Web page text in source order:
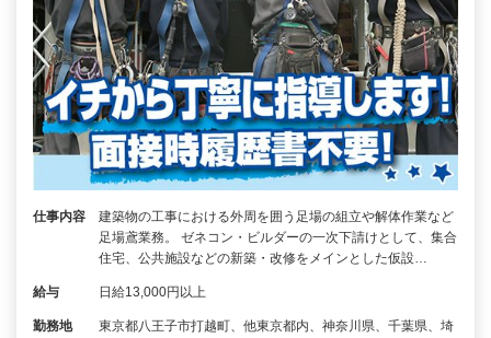
仕事内容
建築物の工事における外周を囲う足場の組立や解体作業など
足場鳶業務。 ゼネコン・ビルダーの一次下請けとして、集合
住宅、公共施設などの新築・改修をメインとした仮設…
給与 日給13,000円以上
勤務地
東京都八王子市打越町、他東京都内、神奈川県、千葉県、埼